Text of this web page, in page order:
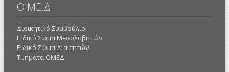
Ο.ΜΕ.Δ.
Διοικητικό Συμβούλιο
Ειδικό Σώμα Μεσολαβητών
Ειδικό Σώμα Διαιτητών
Τμήματα ΟΜΕΔ